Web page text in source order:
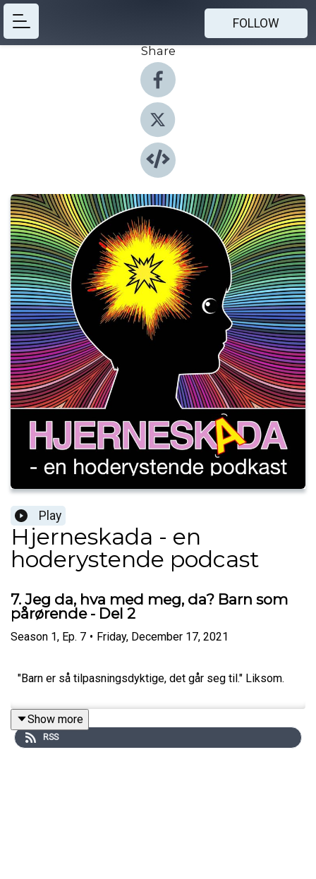
FOLLOW
Share
Play
Hjerneskada - en
hoderystende podcast
7. Jeg da, hva med meg, da? Barn som
pårørende - Del 2
Season 1, Ep. 7 • Friday, December 17, 2021
"Barn er så tilpasningsdyktige, det går seg til." Liksom.
Show more
RSS